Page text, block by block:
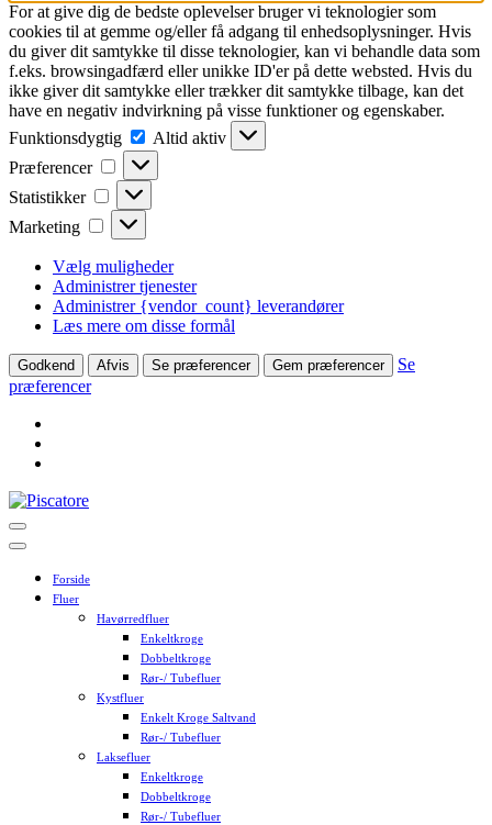
For at give dig de bedste oplevelser bruger vi teknologier som
cookies til at gemme og/eller få adgang til enhedsoplysninger. Hvis
du giver dit samtykke til disse teknologier, kan vi behandle data som
f.eks. browsingadfærd eller unikke ID'er på dette websted. Hvis du
ikke giver dit samtykke eller trækker dit samtykke tilbage, kan det
have en negativ indvirkning på visse funktioner og egenskaber.
Funktionsdygtig
Funktionsdygtig
Altid aktiv
Præferencer
Præferencer
Statistikker Statistikker
Marketing Marketing
Vælg muligheder
Administrer tjenester
Administrer {vendor_count} leverandører
Læs mere om disse formål
Godkend Afvis Se præferencer Gem præferencer
Se
præferencer
Skip
to
content
Forside
Fluer
Havørredfluer
Enkeltkroge
Dobbeltkroge
Rør-/ Tubefluer
Kystfluer
Enkelt Kroge Saltvand
Rør-/ Tubefluer
Laksefluer
Enkeltkroge
Dobbeltkroge
Rør-/ Tubefluer